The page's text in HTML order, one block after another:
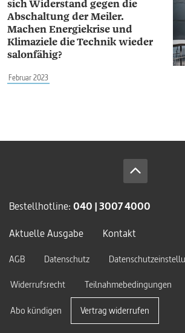
sich Widerstand gegen die
Abschaltung der Meiler.
Machen Energiekrise und
Klimaziele die Technik wieder
salonfähig?
Februar 2023
Bestellhotline: 040 | 3007 4000
Aktuelle Ausgabe
Kontakt
AGB Datenschutz
Widerrufsrecht
Teilnahmebedingungen
Abo kündigen Vertrag widerrufen